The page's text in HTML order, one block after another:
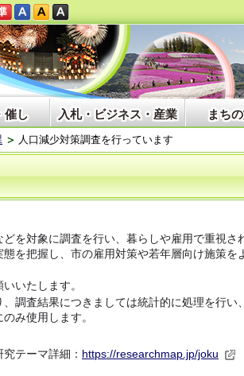
催し 入札・ビジネス・産業 まち
人口減少対策調査を行っています
を対象に調査を行い、暮らしや雇用で重視さ
を把握し、市の雇用対策や若年層向け施策を
いたします。
調査結果につきましては統計的に処理を行い
み使用します。
テーマ詳細： https://researchmap.jp/joku